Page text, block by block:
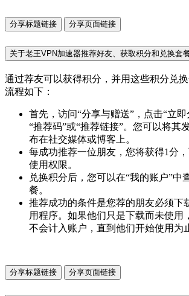
分享标题链接 分享页面链接
关于老王VPN加速器推荐好友、获取积分和兑换套
通过荐友可以获得积分，并用这些积分兑
流程如下：
首先，访问“分享与赠送”，点击“立
“推荐码”或“推荐链接”。您可以将其
布在社交媒体或博客上。
每成功推荐一位朋友，您将获得1分
使用权限。
兑换积分后，您可以在“我的账户”中
餐。
推荐成功的条件是您荐的朋友必须下
用程序。如果他们只是下载而未使用
不会计入账户，直到他们开始使用为
分享标题链接 分享页面链接